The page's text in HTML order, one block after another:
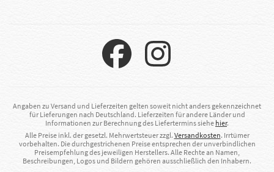
Angaben zu Versand und Lieferzeiten gelten soweit nicht anders gekennzeichnet
für Lieferungen nach Deutschland. Lieferzeiten für andere Länder und
Informationen zur Berechnung des Liefertermins siehe hier.
Alle Preise inkl. der gesetzl. Mehrwertsteuer zzgl. Versandkosten. Irrtümer
vorbehalten. Die durchgestrichenen Preise entsprechen der unverbindlichen
Preisempfehlung des jeweiligen Herstellers. Alle Rechte an Namen,
Beschreibungen, Logos und Bildern gehören ausschließlich den Inhabern.